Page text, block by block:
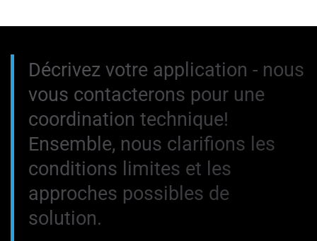
Décrivez votre application - nous
vous contacterons pour une
coordination technique!
Ensemble, nous clarifions les
conditions limites et les
approches possibles de
solution.